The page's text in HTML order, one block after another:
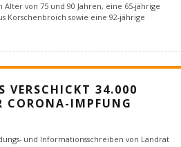
von 75 und 90 Jahren, eine 65-jährige
Korschenbroich sowie eine 92-jährige
VERSCHICKT 34.000
CORONA-IMPFUNG
und Informationsschreiben von Landrat